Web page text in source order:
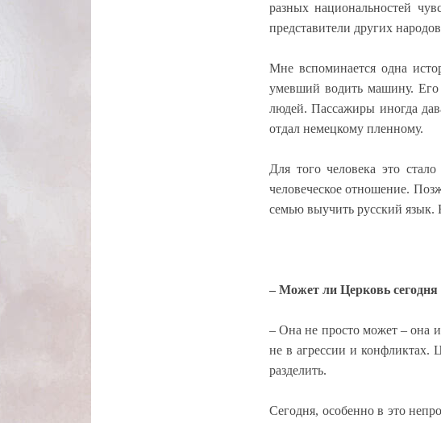
разных национальностей
представители других
Мне вспоминается одна
умевший водить машину. Его
людей. Пассажиры иногда
отдал немецкому пленному.
Для того человека это
человеческое отношение.
семью выучить русский язык.
– Может ли Церковь сегодня
– Она не просто может – она
не в агрессии и конфликтах.
разделить.
Сегодня, особенно в это